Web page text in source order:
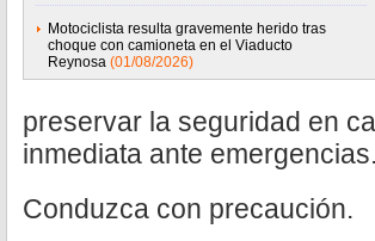
Motociclista resulta gravemente herido tras
choque con camioneta en el Viaducto
Reynosa (01/08/2026)
preservar la seguridad en
inmediata ante emergencias.
Conduzca con precaución.